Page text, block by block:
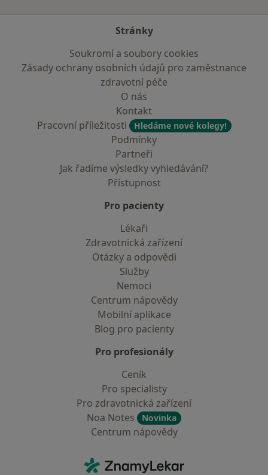
Stránky
Soukromí a soubory cookies
Zásady ochrany osobních údajů pro zaměstnance
zdravotní péče
O nás
Kontakt
Pracovní příležitosti
Hledáme nové kolegy!
Podmínky
Partneři
Jak řadíme výsledky vyhledávání?
Přístupnost
Pro pacienty
Lékaři
Zdravotnická zařízení
Otázky a odpovědi
Služby
Nemoci
Centrum nápovědy
Mobilní aplikace
Blog pro pacienty
Pro profesionály
Ceník
Pro specialisty
Pro zdravotnická zařízení
Noa Notes
Novinka
Centrum nápovědy
ZnamyLekar - Hlavní stránka